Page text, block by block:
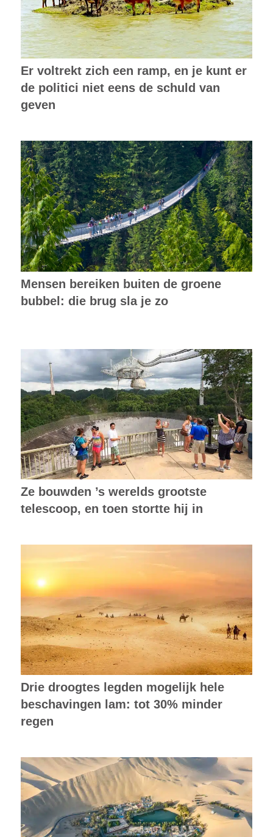
Er voltrekt zich een ramp, en je kunt er
de politici niet eens de schuld van
geven
Mensen bereiken buiten de groene
bubbel: die brug sla je zo
Ze bouwden ’s werelds grootste
telescoop, en toen stortte hij in
Drie droogtes legden mogelijk hele
beschavingen lam: tot 30% minder
regen